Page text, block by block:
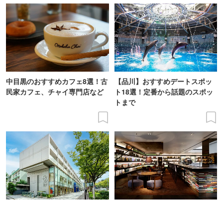
中目黒のおすすめカフェ8選！古
民家カフェ、チャイ専門店など
【品川】おすすめデートスポッ
ト18選！定番から話題のスポッ
トまで